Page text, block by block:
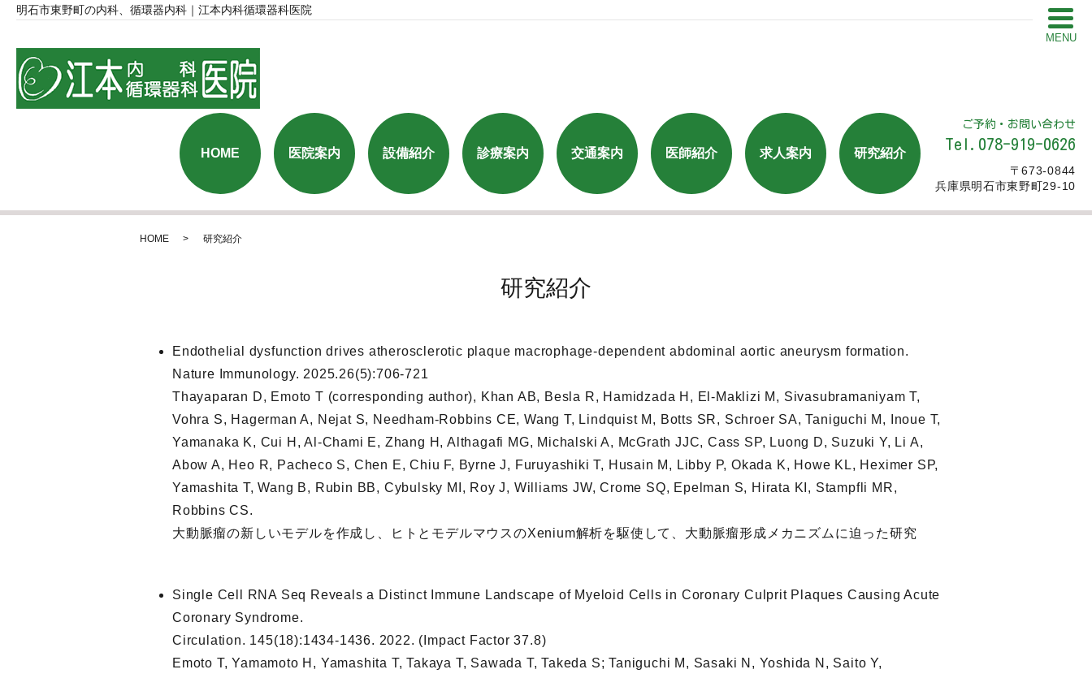
明石市東野町の内科、循環器内科｜江本内科循環器科医院
HOME 医院案内 設備紹介 診療案内 交通案内 医師紹介 求人案内 研究紹介
MENU
ご予約・お問い合わせ
Tel.078-919-0626
〒673-0844
兵庫県明石市東野町29-10
HOME 研究紹介
研究紹介
Endothelial dysfunction drives atherosclerotic plaque macrophage-dependent abdominal aortic aneurysm formation.
Nature Immunology. 2025.26(5):706-721
Thayaparan D, Emoto T (corresponding author), Khan AB, Besla R, Hamidzada H, El-Maklizi M, Sivasubramaniyam T,
Vohra S, Hagerman A, Nejat S, Needham-Robbins CE, Wang T, Lindquist M, Botts SR, Schroer SA, Taniguchi M, Inoue T,
Yamanaka K, Cui H, Al-Chami E, Zhang H, Althagafi MG, Michalski A, McGrath JJC, Cass SP, Luong D, Suzuki Y, Li A,
Abow A, Heo R, Pacheco S, Chen E, Chiu F, Byrne J, Furuyashiki T, Husain M, Libby P, Okada K, Howe KL, Heximer SP,
Yamashita T, Wang B, Rubin BB, Cybulsky MI, Roy J, Williams JW, Crome SQ, Epelman S, Hirata KI, Stampfli MR,
Robbins CS.
大動脈瘤の新しいモデルを作成し、ヒトとモデルマウスのXenium解析を駆使して、大動脈瘤形成メカニズムに迫った研究
Single Cell RNA Seq Reveals a Distinct Immune Landscape of Myeloid Cells in Coronary Culprit Plaques Causing Acute
Coronary Syndrome.
Circulation. 145(18):1434-1436. 2022. (Impact Factor 37.8)
Emoto T, Yamamoto H, Yamashita T, Takaya T, Sawada T, Takeda S; Taniguchi M, Sasaki N, Yoshida N, Saito Y,